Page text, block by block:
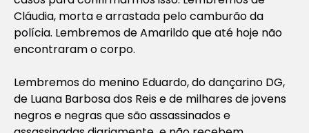
Cláudia, morta e arrastada pelo camburão da
polícia. Lembremos de Amarildo que até hoje não
encontraram o corpo.
Lembremos do menino Eduardo, do dançarino DG,
de Luana Barbosa dos Reis e de milhares de jovens
negros e negras que são assassinados e